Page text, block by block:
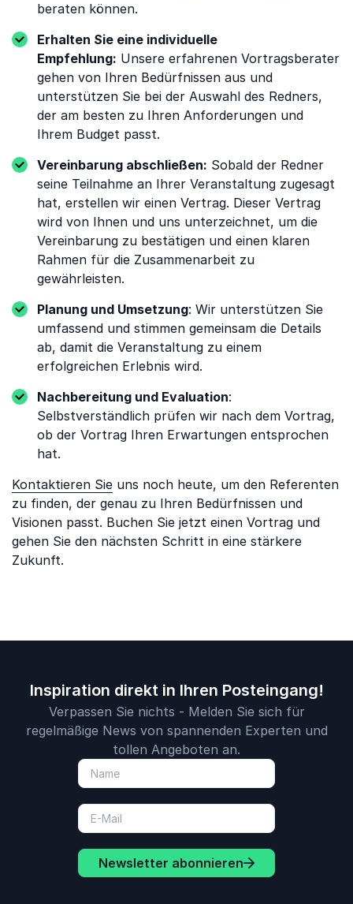
beraten können.
Erhalten Sie eine individuelle
Empfehlung: Unsere erfahrenen Vortragsberater
gehen von Ihren Bedürfnissen aus und
unterstützen Sie bei der Auswahl des Redners,
der am besten zu Ihren Anforderungen und
Ihrem Budget passt.
Vereinbarung abschließen: Sobald der Redner
seine Teilnahme an Ihrer Veranstaltung zugesagt
hat, erstellen wir einen Vertrag. Dieser Vertrag
wird von Ihnen und uns unterzeichnet, um die
Vereinbarung zu bestätigen und einen klaren
Rahmen für die Zusammenarbeit zu
gewährleisten.
Planung und Umsetzung: Wir unterstützen Sie
umfassend und stimmen gemeinsam die Details
ab, damit die Veranstaltung zu einem
erfolgreichen Erlebnis wird.
Nachbereitung und Evaluation:
Selbstverständlich prüfen wir nach dem Vortrag,
ob der Vortrag Ihren Erwartungen entsprochen
hat.
Kontaktieren Sie uns noch heute, um den Referenten
zu finden, der genau zu Ihren Bedürfnissen und
Visionen passt. Buchen Sie jetzt einen Vortrag und
gehen Sie den nächsten Schritt in eine stärkere
Zukunft.
Inspiration direkt in Ihren Posteingang!
Verpassen Sie nichts - Melden Sie sich für
regelmäßige News von spannenden Experten und
tollen Angeboten an.
Newsletter abonnieren